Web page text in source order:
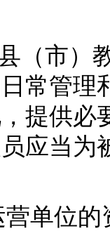
（市）
常管理
提供必
应当为
单位